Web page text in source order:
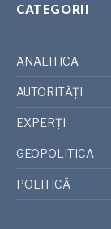
CATEGORII
ANALITICA
AUTORITĂȚI
EXPERȚI
GEOPOLITICA
POLITICĂ